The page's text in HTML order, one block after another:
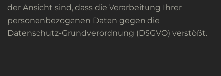
der Ansicht sind, dass die Verarbeitung Ihrer
personenbezogenen Daten gegen die
Datenschutz-Grundverordnung (DSGVO) verstößt.